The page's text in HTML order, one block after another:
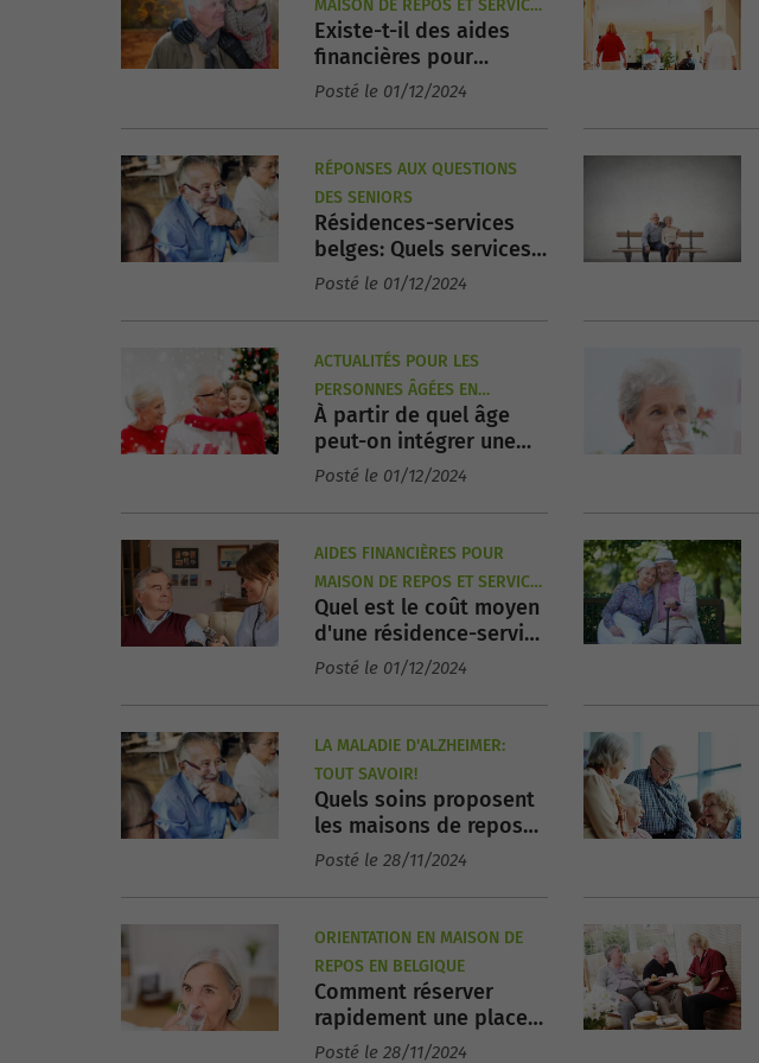
MAISON DE REPOS ET SERVICES
AUX SENIORS
Existe-t-il des aides
financières pour
intégrer une résidence-
Posté le 01/12/2024
RÉPONSES AUX QUESTIONS
DES SENIORS
Résidences-services
belges: Quels services y
sont proposés?
Posté le 01/12/2024
ACTUALITÉS POUR LES
PERSONNES ÂGÉES EN
BELGIQUE
À partir de quel âge
peut-on intégrer une
résidence-service en
Posté le 01/12/2024
AIDES FINANCIÈRES POUR
MAISON DE REPOS ET SERVICES
AUX SENIORS
Quel est le coût moyen
d'une résidence-service
en Belgique ?
Posté le 01/12/2024
LA MALADIE D'ALZHEIMER:
TOUT SAVOIR!
Quels soins proposent
les maisons de repos
pour Alzheimer ?
Posté le 28/11/2024
ORIENTATION EN MAISON DE
REPOS EN BELGIQUE
Comment réserver
rapidement une place
en maison de repos ?
Posté le 28/11/2024